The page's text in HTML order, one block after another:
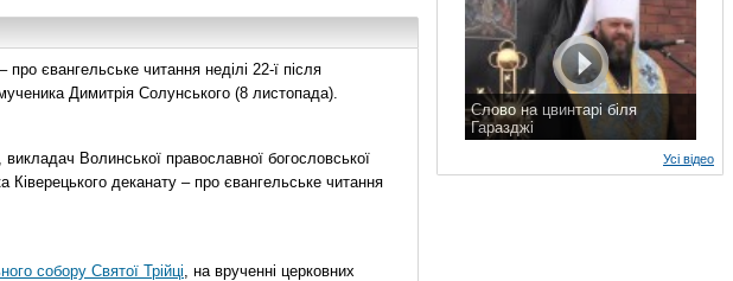
євангельське читання неділі 22-ї після
Димитрія Солунського (8 листопада).
Волинської православної богословської
деканату – про євангельське читання
собору Святої Трійці, на врученні церковних
Слово на цвинтарі біля
Гаразджі
Усі відео